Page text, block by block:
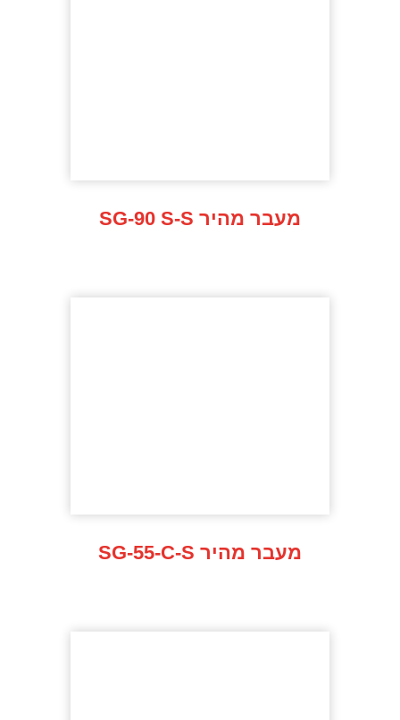
SG-90 S-S מעבר מהיר
SG-55-C-S מעבר מהיר